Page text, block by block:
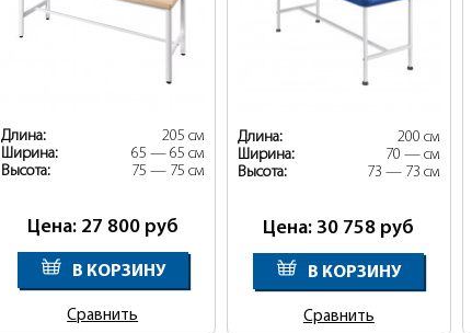
Длина:
205 см
Ширина:
65 — 65 см
Высота:
75 — 75 см
Цена: 27 800 руб
В КОРЗИНУ
Сравнить
Длина:
200 см
Ширина:
70 — см
Высота:
73 — 73 см
Цена: 30 758 руб
В КОРЗИНУ
Сравнить